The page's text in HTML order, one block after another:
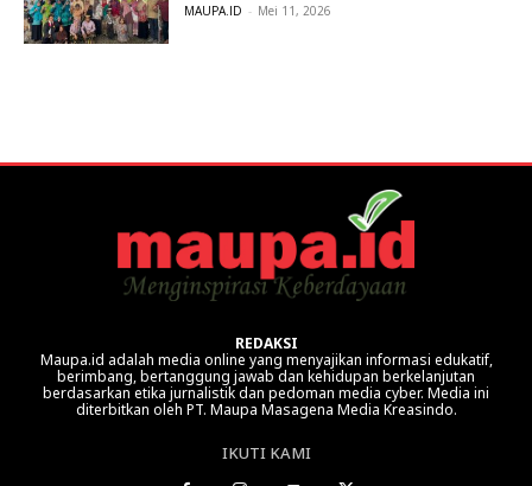
MAUPA.ID - Mei 11, 2026
REDAKSI
Maupa.id adalah media online yang menyajikan informasi edukatif,
berimbang, bertanggung jawab dan kehidupan berkelanjutan
berdasarkan etika jurnalistik dan pedoman media cyber. Media ini
diterbitkan oleh PT. Maupa Masagena Media Kreasindo.
IKUTI KAMI